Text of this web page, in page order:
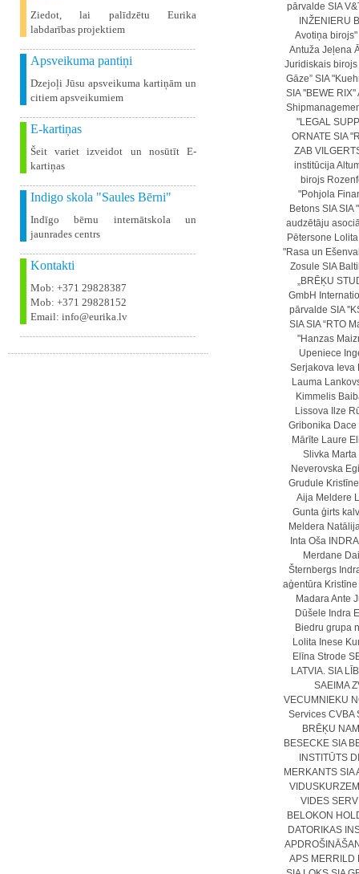
Ziedot, lai palīdzētu Eurika
labdarības projektiem
Apsveikuma pantiņi
Dzejoļi Jūsu apsveikuma kartiņām un
citiem apsveikumiem
E-kartiņas
Šeit variet izveidot un nosūtīt E-
kartiņas
Indigo skola "Saules Bērni"
Indīgo bērnu internātskola un
jaunrades centrs
Kontakti
Mob: +371 29828387
Mob: +371 29828152
Email: info@eurika.lv
pārvalde SIA
INŽENIERU
Avotiņa birojs"
Antuža Jeļena
Juridiskais birojs
Gāze” SIA
SIA ''BEWE RIX''
"LEGAL
ORNATE SIA
ZAB
institūcija
birojs
"Pohjola
Betons SIA SIA
audzētāju
Pētersone
"Rasa un
Zosule SIA
„BRĒĶU
GmbH
pārvalde SIA
SIA SIA “RTO
"Hanzas
Upeniece
Serjakova Ieva
Lauma
Kimmelis
Lissova
Ilze
Gribonika
Mārīte Laure
Slivka
Neverovska
Grudule
Aija Meldere
Gunta ģirts
Meldera
Inta Oša
Merdane
Šternbergs
aģentūra
Madara Ante
Dūšele Indra
Biedru grupa
Lolita Inese
Elīna Strode
LATVIA. SIA
SAEIMA
VECUMNIEKU
Services CVBA
BRĒĶU
BESECKE SIA
INSTITŪTS
MERKANTS SIA
VIDES
BELOKON
DATORIKAS
APS MERRILD